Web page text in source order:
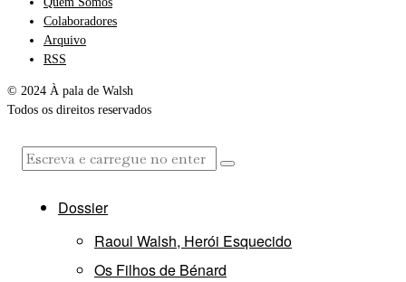
Colaboradores
Arquivo
RSS
© 2024 À pala de Walsh
Todos os direitos reservados
Dossier
Raoul Walsh, Herói Esquecido
Os Filhos de Bénard